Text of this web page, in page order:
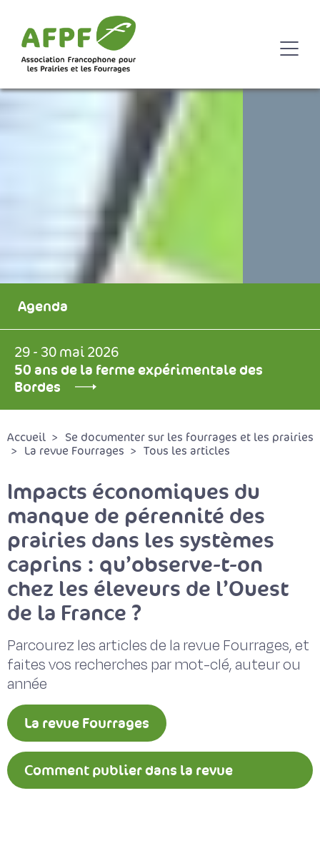
Agenda
29 - 30 mai 2026
50 ans de la ferme expérimentale des
Bordes
Accueil
Se documenter sur les fourrages et les prairies
La revue Fourrages
Tous les articles
Impacts économiques du
manque de pérennité des
prairies dans les systèmes
caprins : qu’observe-t-on
chez les éleveurs de l’Ouest
de la France ?
Parcourez les articles de la revue Fourrages, et
faites vos recherches par mot-clé, auteur ou
année
La revue Fourrages
Comment publier dans la revue